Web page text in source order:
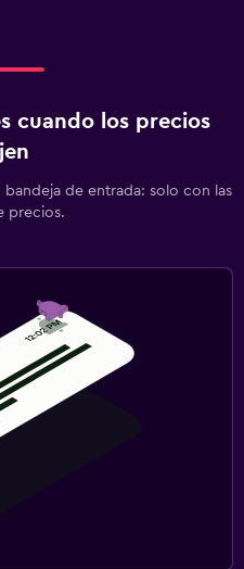
cuando los precios
de entrada: solo con las
precios.